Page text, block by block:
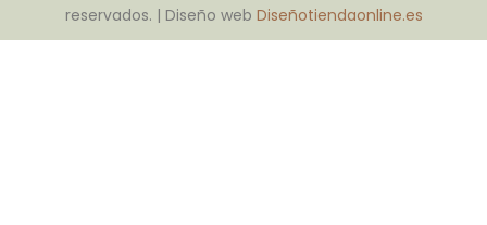
reservados. | Diseño web Diseñotiendaonline.es